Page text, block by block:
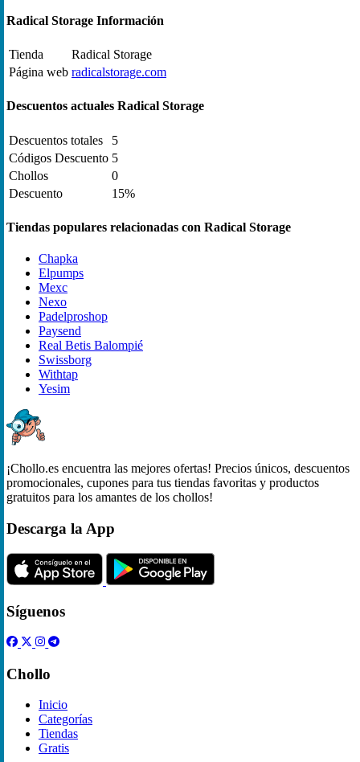
Radical Storage Información
Tienda
Radical Storage
Página web radicalstorage.com
Descuentos actuales Radical Storage
Descuentos totales
5
Códigos Descuento 5
Chollos
0
Descuento
15%
Tiendas populares relacionadas con Radical Storage
Chapka
Elpumps
Mexc
Nexo
Padelproshop
Paysend
Real Betis Balompié
Swissborg
Withtap
Yesim
¡Chollo.es encuentra las mejores ofertas! Precios únicos, descuentos
promocionales, cupones para tus tiendas favoritas y productos
gratuitos para los amantes de los chollos!
Descarga la App
Síguenos
Chollo
Inicio
Categorías
Tiendas
Gratis